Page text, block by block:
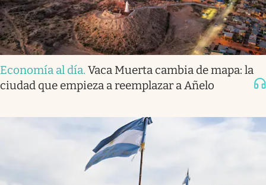
Economía al día. Vaca Muerta cambia de mapa: la
ciudad que empieza a reemplazar a Añelo